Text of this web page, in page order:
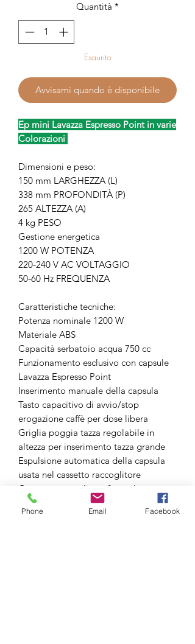
Quantità *
Esaurito
Avvisami quando è disponibile
Ep mini Lavazza Espresso Point in varie
Colorazioni
Dimensioni e peso:
150 mm LARGHEZZA (L)
338 mm PROFONDITÀ (P)
265 ALTEZZA (A)
4 kg PESO
Gestione energetica
1200 W POTENZA
220-240 V AC VOLTAGGIO
50-60 Hz FREQUENZA
Caratteristiche tecniche:
Potenza nominale 1200 W
Materiale ABS
Capacità serbatoio acqua 750 cc
Funzionamento esclusivo con capsule
Lavazza Espresso Point
Inserimento manuale della capsula
Tasto capacitivo di avvio/stop
erogazione caffè per dose libera
Griglia poggia tazza regolabile in
altezza per inserimento tazza grande
Espulsione automatica della capsula
usata nel cassetto raccoglitore
Cassetto raccoglitore fino ad un
massimo di 10 capsule
Scheda elettronica per gestione
Phone Email Facebook